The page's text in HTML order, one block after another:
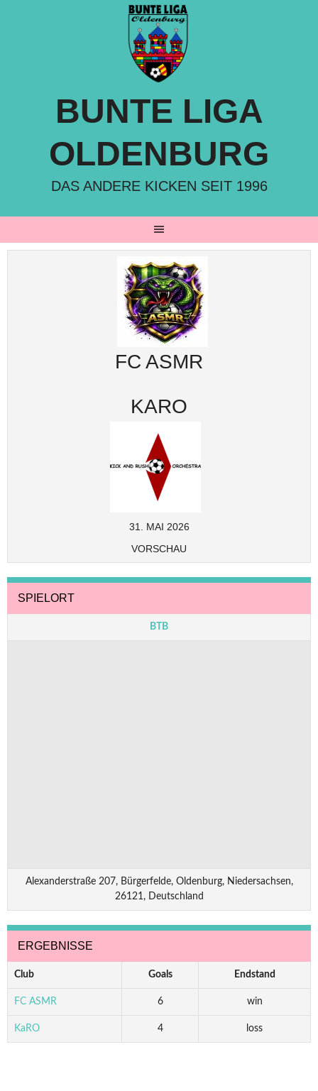
BUNTE LIGA
OLDENBURG
DAS ANDERE KICKEN SEIT 1996
FC ASMR
KARO
31. MAI 2026
VORSCHAU
SPIELORT
BTB
Alexanderstraße 207, Bürgerfelde, Oldenburg, Niedersachsen,
26121, Deutschland
ERGEBNISSE
Club Goals Endstand
FC ASMR 6 win
KaRO 4 loss